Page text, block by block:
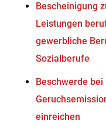
Bescheinigung
Leistungen
gewerbliche
Sozialberufe
Beschwerde
einreichen